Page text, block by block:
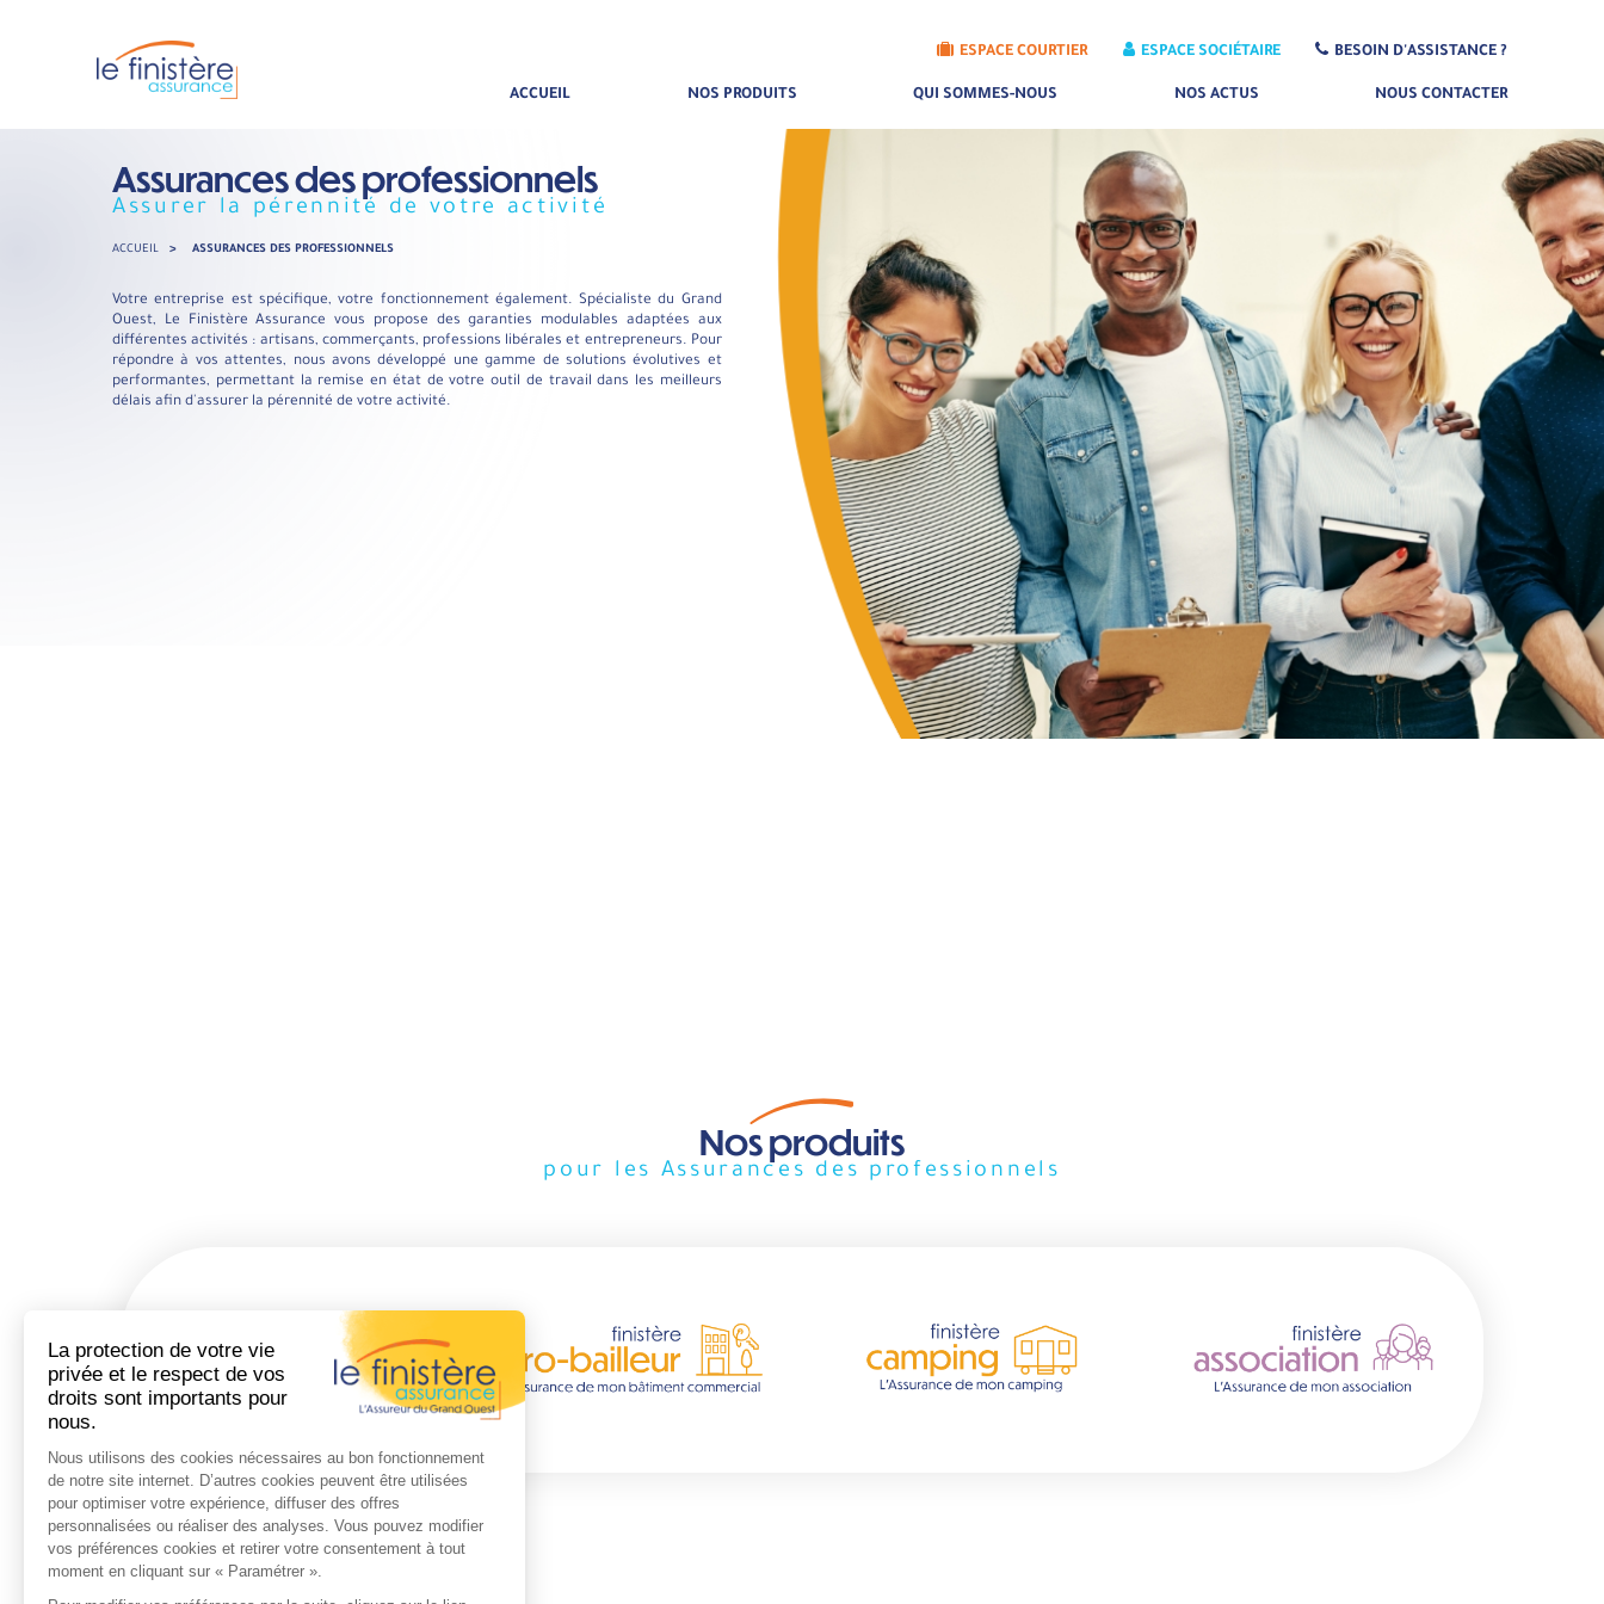
BESOIN D'ASSISTANCE ?
ESPACE SOCIÉTAIRE
ESPACE COURTIER
ACCUEIL NOS PRODUITS QUI SOMMES-NOUS NOS ACTUS NOUS CONTACTER
Assurances des professionnels
Assurer la pérennité de votre activité
ACCUEIL > ASSURANCES DES PROFESSIONNELS
Votre entreprise est spécifique, votre fonctionnement également. Spécialiste du Grand
Ouest, Le Finistère Assurance vous propose des garanties modulables adaptées aux
différentes activités : artisans, commerçants, professions libérales et entrepreneurs. Pour
répondre à vos attentes, nous avons développé une gamme de solutions évolutives et
performantes, permettant la remise en état de votre outil de travail dans les meilleurs
délais afin d'assurer la pérennité de votre activité.
Nos produits
pour les Assurances des professionnels